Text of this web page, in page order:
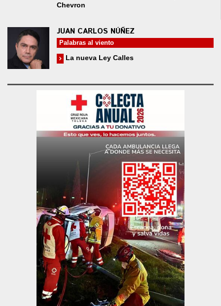
Chevron
JUAN CARLOS NÚÑEZ
Palabras al viento
La nueva Ley Calles